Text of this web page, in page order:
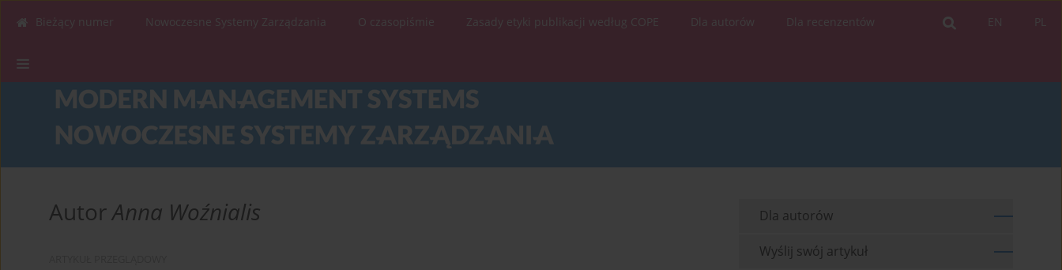
PL
EN
Bieżący numer Nowoczesne Systemy Zarządzania O czasopiśmie Zasady etyki publikacji według COPE Dla autorów Dla recenzentów
AutorAnna Woźnialis Dla autorów
Wyślij swój artykuł